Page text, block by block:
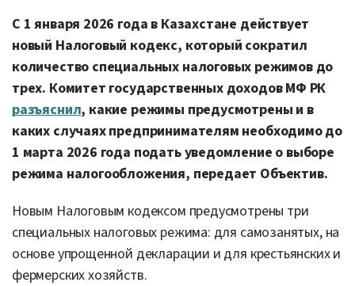
С 1 января 2026 года в Казахстане действует
новый Налоговый кодекс, который сократил
количество специальных налоговых режимов до
трех. Комитет государственных доходов МФ РК
разъяснил, какие режимы предусмотрены и в
каких случаях предпринимателям необходимо до
1 марта 2026 года подать уведомление о выборе
режима налогообложения, передает Объектив.
Новым Налоговым кодексом предусмотрены три
специальных налоговых режима: для самозанятых, на
основе упрощенной декларации и для крестьянских и
фермерских хозяйств.